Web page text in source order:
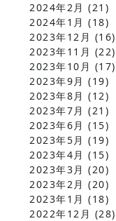
2024年2月 (21)
2024年1月 (18)
2023年12月 (16)
2023年11月 (22)
2023年10月 (17)
2023年9月 (19)
2023年8月 (12)
2023年7月 (21)
2023年6月 (15)
2023年5月 (19)
2023年4月 (15)
2023年3月 (20)
2023年2月 (20)
2023年1月 (18)
2022年12月 (28)